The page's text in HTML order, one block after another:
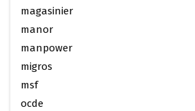
magasinier
manor
manpower
migros
msf
ocde